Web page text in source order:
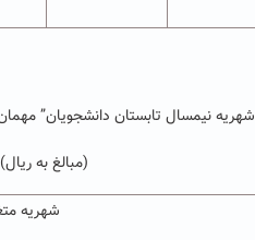
شهریه نیمسال تابستان دانشجویان”
(مبالغ به ریال)
شهریه